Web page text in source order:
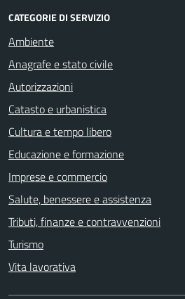
CATEGORIE DI SERVIZIO
Ambiente
Anagrafe e stato civile
Autorizzazioni
Catasto e urbanistica
Cultura e tempo libero
Educazione e formazione
Imprese e commercio
Salute, benessere e assistenza
Tributi, finanze e contravvenzioni
Turismo
Vita lavorativa